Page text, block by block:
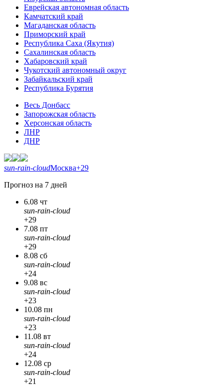
Еврейская автономная область
Камчатский край
Магаданская область
Приморский край
Республика Саха (Якутия)
Сахалинская область
Хабаровский край
Чукотский автономный округ
Забайкальский край
Республика Бурятия
Весь Донбасс
Запорожская область
Херсонская область
ЛНР
ДНР
sun-rain-cloudМосква+29
Прогноз на 7 дней
6.08 чт
sun-rain-cloud
+29
7.08 пт
sun-rain-cloud
+29
8.08 сб
sun-rain-cloud
+24
9.08 вс
sun-rain-cloud
+23
10.08 пн
sun-rain-cloud
+23
11.08 вт
sun-rain-cloud
+24
12.08 ср
sun-rain-cloud
+21